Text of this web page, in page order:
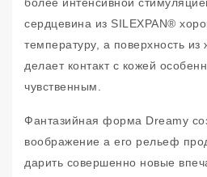
сердцевина из SILEXPAN®
температуру, а поверхность из
делает контакт с кожей
чувственным.
Фантазийная форма Dreamy
воображение а его рельеф
дарить совершенно новые